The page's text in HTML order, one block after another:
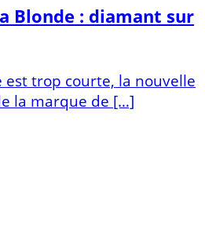
Blonde : diamant sur
est trop courte, la nouvelle
la marque de […]